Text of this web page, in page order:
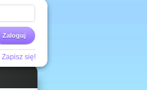
Zaloguj
Zapisz się!